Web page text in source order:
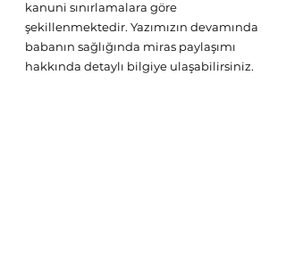
kanuni sınırlamalara göre
şekillenmektedir. Yazımızın devamında
babanın sağlığında miras paylaşımı
hakkında detaylı bilgiye ulaşabilirsiniz.